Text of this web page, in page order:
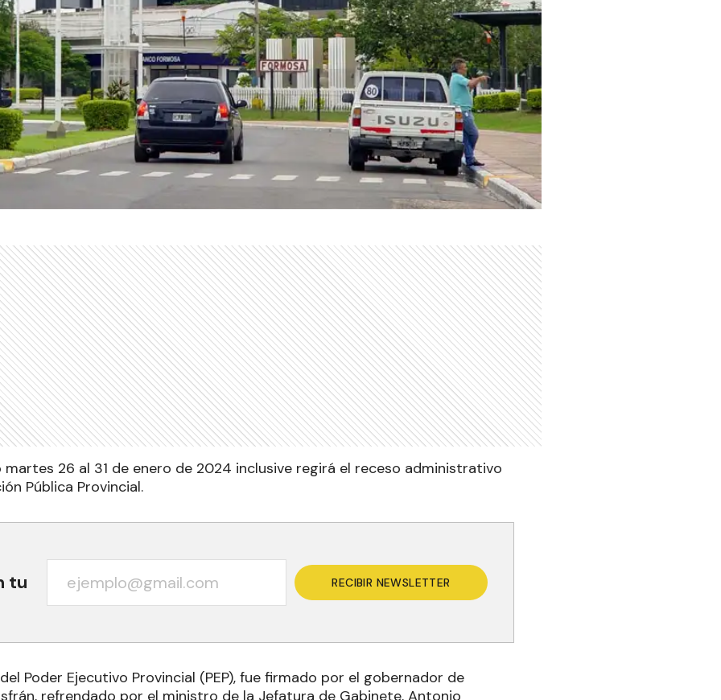
martes 26 al 31 de enero de 2024 inclusive regirá el receso administrativo
Pública Provincial.
tu RECIBIR NEWSLETTER
Poder Ejecutivo Provincial (PEP), fue firmado por el gobernador de
refrendado por el ministro de la Jefatura de Gabinete, Antonio